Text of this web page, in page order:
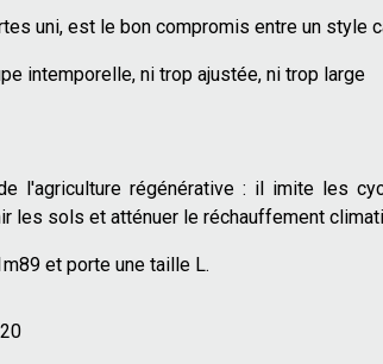
uni, est le bon compromis entre un style
intemporelle, ni trop ajustée, ni trop large
l'agriculture régénérative : il imite les
les sols et atténuer le réchauffement
et porte une taille L.